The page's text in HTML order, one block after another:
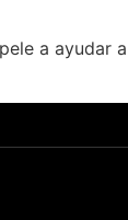
a ayudar